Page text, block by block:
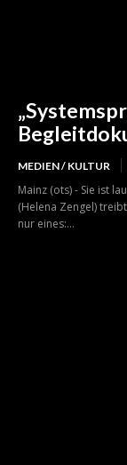
MEDIEN / KULTUR
Mainz (ots) - Sie ist
(Helena Zengel)
nur eines:...